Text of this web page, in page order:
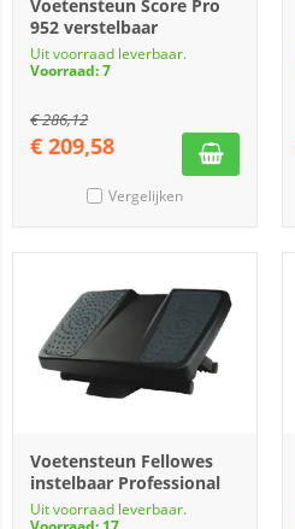
Voetensteun Score Pro
952 verstelbaar
Uit voorraad leverbaar.
Voorraad: 7
€286,12
€ 209,58
Vergelijken
Voetensteun Fellowes
instelbaar Professional
Uit voorraad leverbaar.